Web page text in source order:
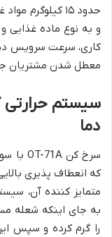
حدود ۱۵
و به نوع ماده غذایی
کاری، سرعت سرویس
معطل شدن مشتریان
سیستم حرارتی
دما
که انعطاف پذیری
متمایز کننده آن،
به جای اینکه شعله
را گرم کرده و سپس